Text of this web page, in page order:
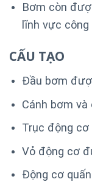
Bơm còn
lĩnh vực công
CẤU TẠO
Đầu bơm
Cánh bơm
Trục động
Vỏ động cơ
Động cơ